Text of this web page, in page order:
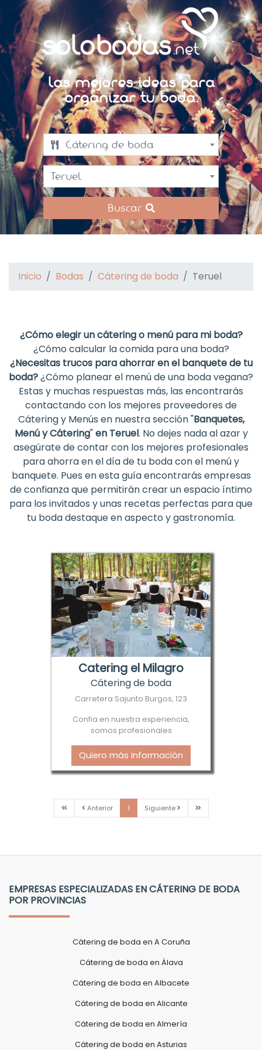
Las mejores ideas para
organizar tu boda.
Cátering de boda
Teruel
Buscar
Inicio Bodas Cátering de boda Teruel
¿Cómo elegir un cátering o menú para mi boda?
¿Cómo calcular la comida para una boda?
¿Necesitas trucos para ahorrar en el banquete de tu
boda?¿Cómo planear el menú de una boda vegana?
Estas y muchas respuestas más, las encontrarás
contactando con los mejores proveedores de
Cátering y Menús en nuestra sección "Banquetes,
Menú y Cátering"en Teruel. No dejes nada al azar y
asegúrate de contar con los mejores profesionales
para ahorra en el día de tu boda con el menú y
banquete. Pues en esta guía encontrarás empresas
de confianza que permitirán crear un espacio íntimo
para los invitados y unas recetas perfectas para que
tu boda destaque en aspecto y gastronomía.
Catering el Milagro
Cátering de boda
Carretera Sajunto Burgos, 123
Confia en nuestra experiencia,
somos profesionales
Quiero más información
PrimeraAnteriorAnterior
1 Siguiente SiguienteÚltima
EMPRESAS ESPECIALIZADAS EN CÁTERING DE BODA
POR PROVINCIAS
Cátering de boda en A Coruña
Cátering de boda en Álava
Cátering de boda en Albacete
Cátering de boda en Alicante
Cátering de boda en Almería
Cátering de boda en Asturias